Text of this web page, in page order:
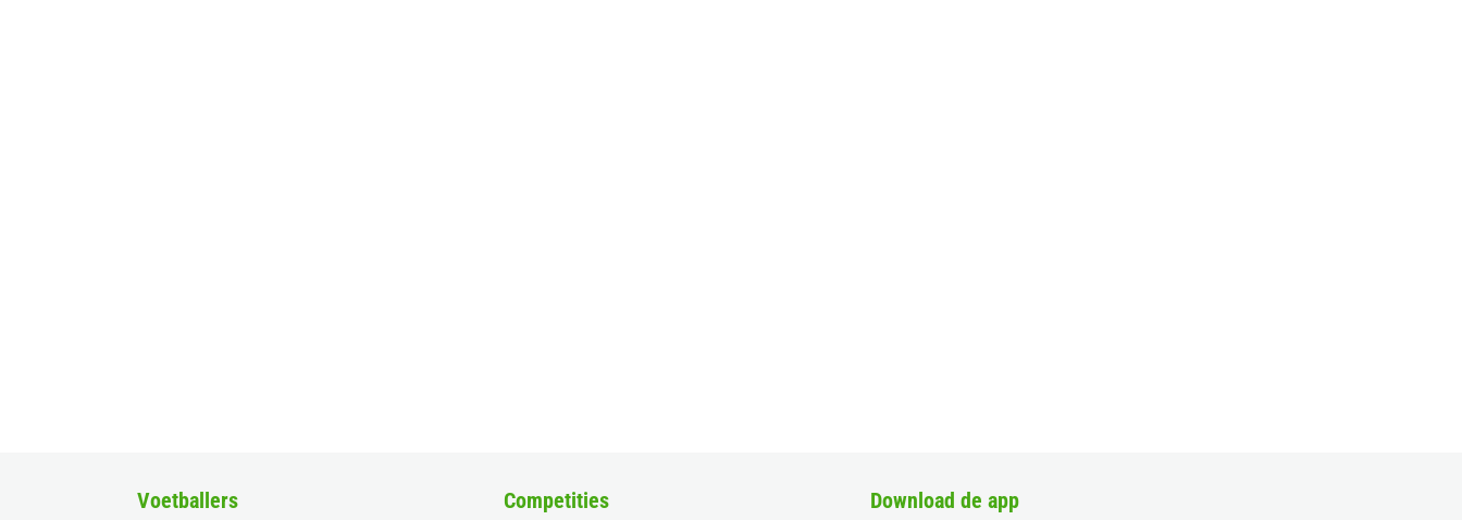
Voetballers Competities Download de app